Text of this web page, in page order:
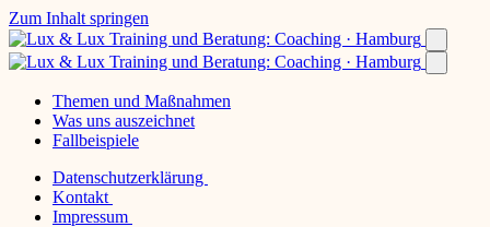
Zum Inhalt springen
Themen und Maßnahmen
Was uns auszeichnet
Fallbeispiele
Datenschutzerklärung
Kontakt
Impressum